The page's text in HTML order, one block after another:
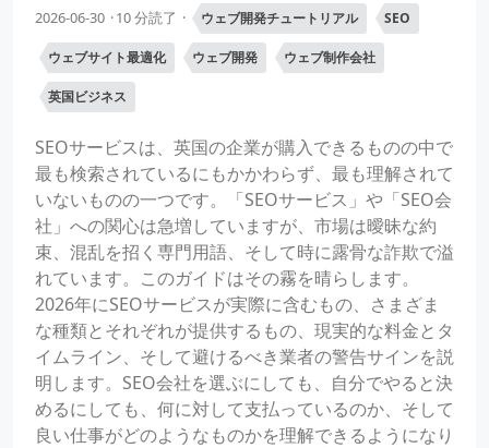
2026-06-30 10 分読了 ウェブ開発チュートリアル SEO
ウェブサイト最適化 ウェブ開発 ウェブ制作会社
英国ビジネス
SEOサービスは、英国の企業が購入できるものの中で
最も検索されているにもかかわらず、最も理解されて
いないものの一つです。「SEOサービス」や「SEO会
社」への関心は急増していますが、市場は曖昧な約
束、混乱を招く専門用語、そして時に露骨な詐欺で溢
れています。このガイドはその霧を晴らします。
2026年にSEOサービスが実際に含むもの、さまざま
な種類とそれぞれが提供するもの、現実的な料金とタ
イムライン、そして避けるべき業者の警告サインを説
明します。SEO会社を選ぶにしても、自分でやると決
めるにしても、何に対して支払っているのか、そして
良い仕事がどのようなものかを理解できるようになり